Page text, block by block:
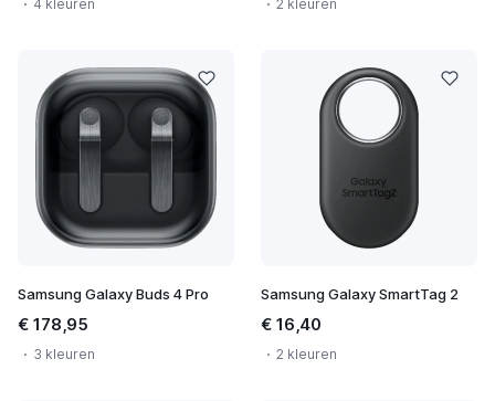
4 kleuren 2 kleuren
Samsung Galaxy Buds 4 Pro
€ 178,95
3 kleuren
Samsung Galaxy SmartTag 2
€ 16,40
2 kleuren